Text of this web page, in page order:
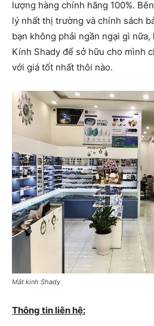
lượng hàng chính hãng 100%.
lý nhất thị trường và chính sách
bạn không phải ngần ngại gì
Kính Shady để sở hữu cho mình
với giá tốt nhất thôi nào.
Mắt kinh Shady
Thông tin liên hệ: